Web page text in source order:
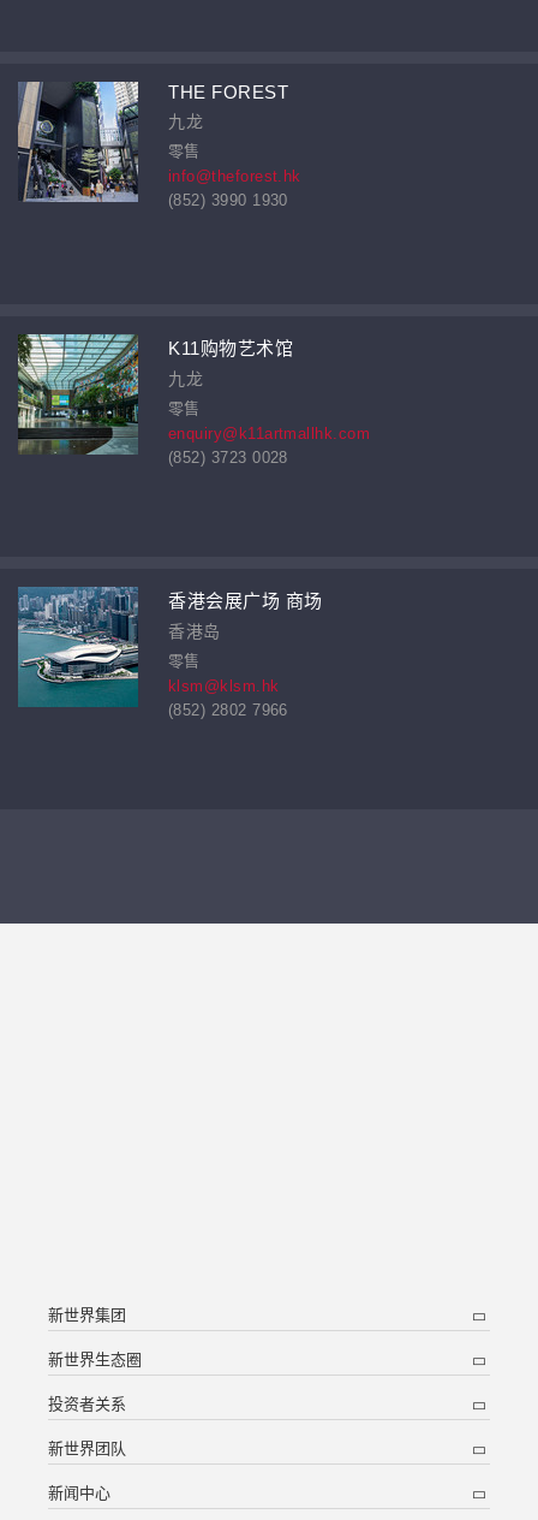
THE FOREST
九龙
零售
info@theforest.hk
(852) 3990 1930
K11购物艺术馆
九龙
零售
enquiry@k11artmallhk.com
(852) 3723 0028
香港会展广场 商场
香港岛
零售
klsm@klsm.hk
(852) 2802 7966
新世界集团
新世界生态圈
投资者关系
新世界团队
新闻中心